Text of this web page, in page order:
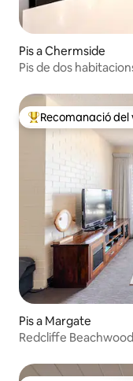
Pis a Chermside
Pis de dos
Principals
Recomanació
Pis a Margate
Redcliffe